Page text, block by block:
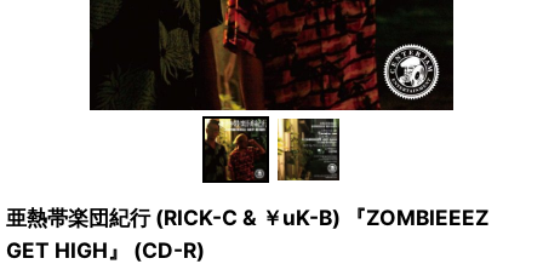
亜熱帯楽団紀行 (RICK-C & ￥uK-B) 『ZOMBIEEEZ
GET HIGH』 (CD-R)